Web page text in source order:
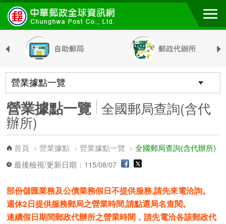
跳到主要內容區塊
營業據點一覽 全國郵局查詢(含代
辦所)
首頁 >營業據點 >營業據點一覽 >全國郵局查詢(含代辦所)
最後檢視/更新日期：115/08/07
部份儲匯業務及公債業務假日不提供服務,請先來電洽詢。
週休2日提供服務郵局之營業時間,請點選局名查閱。
連續假日期間郵政代辦所之營業時間，請先電洽各該郵政代